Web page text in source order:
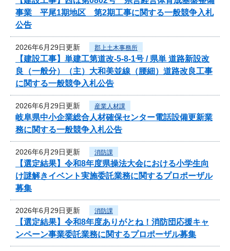
事業 平尾1期地区 第2期工事に関する一般競争入札
公告
2026年6月29日更新 郡上土木事務所
【建設工事】単建工第道改-5-8-1号 / 県単 道路新設改
良（一般分）（主）大和美並線（腰細）道路改良工事
に関する一般競争入札公告
2026年6月29日更新 産業人材課
岐阜県中小企業総合人材確保センター電話設備更新業
務に関する一般競争入札公告
2026年6月29日更新 消防課
【選定結果】令和8年度県操法大会における小学生向
け謎解きイベント実施委託業務に関するプロポーザル
募集
2026年6月29日更新 消防課
【選定結果】令和8年度ありがとね！消防団応援キャ
ンペーン事業委託業務に関するプロポーザル募集